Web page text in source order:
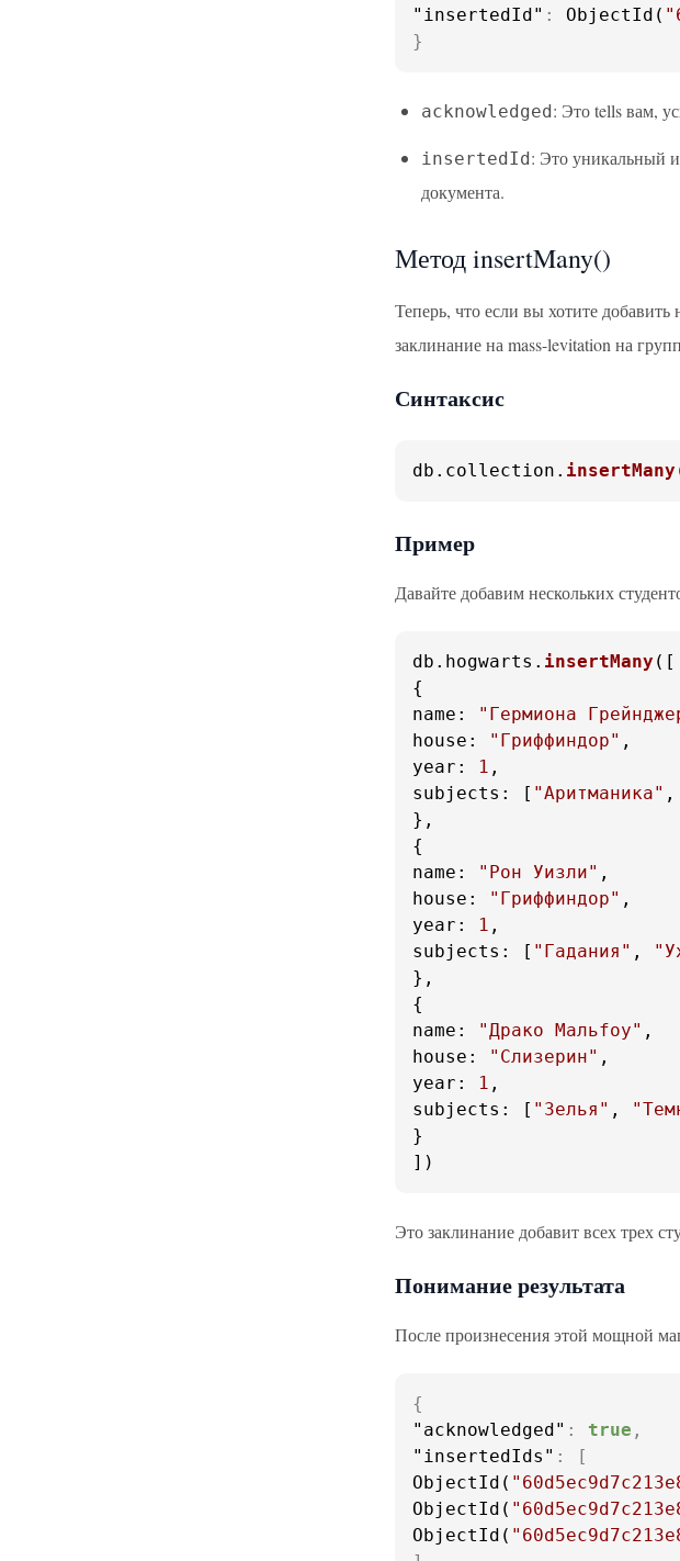
"insertedId" : ObjectId(
}
acknowledged: Это tells вам,
insertedId: Это уникальный
документа.
Метод insertMany()
Теперь, что если вы хотите
заклинание на mass-levitation на
Синтаксис
db. collection . insertMany
Пример
Давайте добавим нескольких
db. hogwarts . insertMany ([
name : "Гермиона
house : "Гриффиндор"
year : 1
subjects : [ "Аритманика" ,
},
name : "Рон Уизли"
house : "Гриффиндор"
year : 1
subjects : [ "Гадания" ,
},
name : "Драко Мальfoy"
house : "Слизерин"
year : 1
subjects : [ "Зелья" ,
}
])
Это заклинание добавит всех трех
Понимание результата
После произнесения этой мощной
{
"acknowledged" : true ,
"insertedIds" :
[
ObjectId(
ObjectId(
ObjectId(